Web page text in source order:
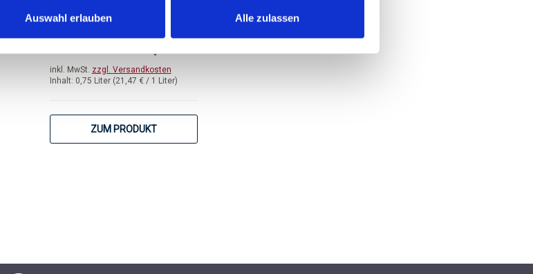
Auswahl erlauben Alle zulassen
Durchschnittliche Bewertung von 5 von 5 Sternen
Inhalt: 0,75 Liter (21,47 € / 1 Liter)
inkl. MwSt. zzgl. Versandkosten
ab 16,10 €
ZUM PRODUKT